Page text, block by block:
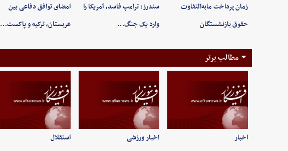
زمان پرداخت مابه‌التفاوت
حقوق بازنشستگان
سندرز: ترامپ فاسد، آمریکا را
وارد یک جنگ…
امضای توافق دفاعی بین
عربستان، ترکیه و پاکست…
مطالب برتر
اخبار اخبار ورزشی استقلال